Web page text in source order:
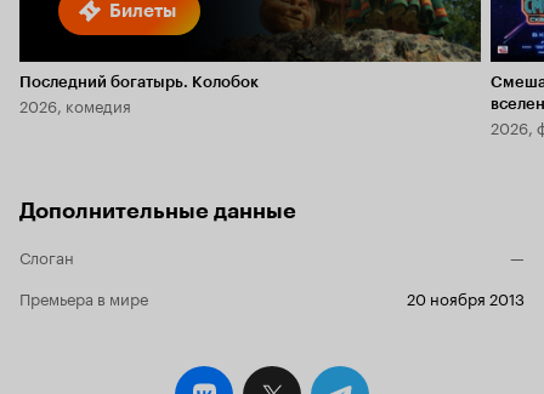
Билеты
Последний богатырь. Колобок
2026, комедия
2026,
Дополнительные данные
Слоган
—
Премьера в мире
20 ноября 2013